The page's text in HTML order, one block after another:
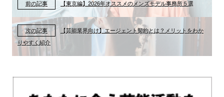
前の記事 【東京編】2026年オススメのメンズモデル事務所５選
次の記事
【芸能業界向け】エージェント契約とは？メリットをわか
りやすく紹介